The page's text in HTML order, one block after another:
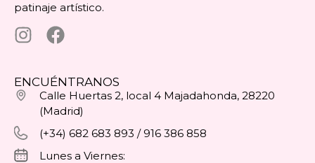
patinaje artístico.
ENCUÉNTRANOS
Calle Huertas 2, local 4 Majadahonda, 28220
(Madrid)
(+34) 682 683 893 / 916 386 858
Lunes a Viernes: